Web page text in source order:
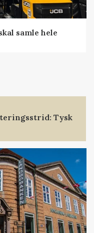
samle hele
Tysk